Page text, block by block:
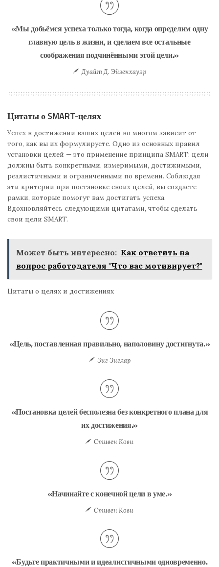
«Мы добьёмся успеха только тогда, когда определим одну
главную цель в жизни, и сделаем все остальные
соображения подчинёнными этой цели.»
Дуайт Д. Эйзенхауэр
Цитаты о SMART-целях
Успех в достижении ваших целей во многом зависит от
того, как вы их формулируете. Одно из основных правил
установки целей — это применение принципа SMART: цели
должны быть конкретными, измеримыми, достижимыми,
реалистичными и ограниченными по времени. Соблюдая
эти критерии при постановке своих целей, вы создаете
рамки, которые помогут вам достигать успеха.
Вдохновляйтесь следующими цитатами, чтобы сделать
свои цели SMART.
Может быть интересно: Как ответить на
вопрос работодателя "Что вас мотивирует?"
Цитаты о целях и достижениях
«Цель, поставленная правильно, наполовину достигнута.»
Зиг Зиглар
«Постановка целей бесполезна без конкретного плана для
их достижения.»
Стивен Кови
«Начинайте с конечной цели в уме.»
Стивен Кови
«Будьте практичными и идеалистичными одновременно.